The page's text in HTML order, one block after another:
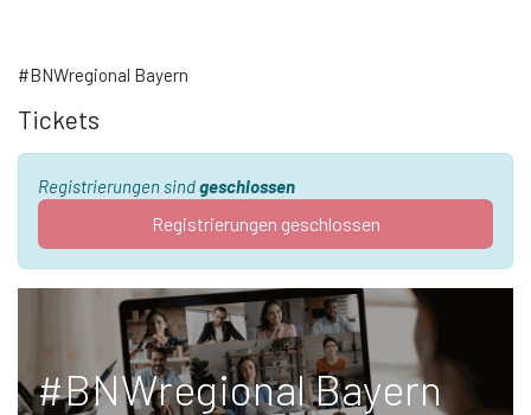
#BNWregional Bayern
Tickets
Registrierungen sindgeschlossen
Registrierungen geschlossen
#BNWregional Bayern